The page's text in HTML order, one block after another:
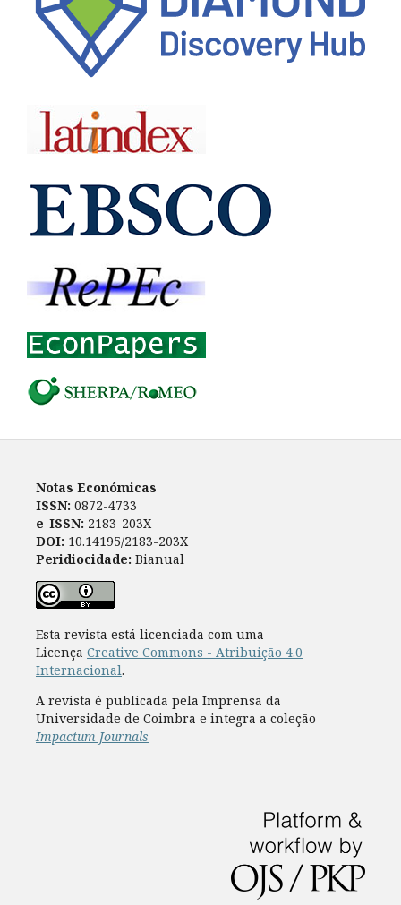
Notas Económicas
ISSN: 0872-4733
e-ISSN: 2183-203X
DOI: 10.14195/2183-203X
Peridiocidade: Bianual
Esta revista está licenciada com uma
Licença Creative Commons - Atribuição 4.0
Internacional.
A revista é publicada pela Imprensa da
Universidade de Coimbra e integra a coleção
Impactum Journals